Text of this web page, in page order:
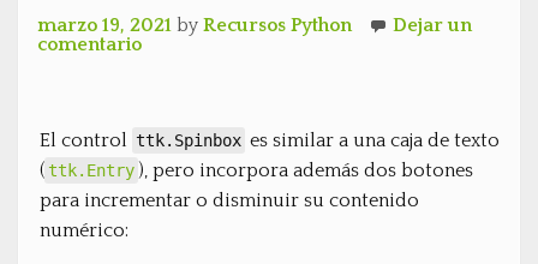
marzo 19, 2021 by Recursos Python
Dejar un
comentario
El control ttk.Spinbox es similar a una caja de texto
(ttk.Entry ), pero incorpora además dos botones
para incrementar o disminuir su contenido
numérico: